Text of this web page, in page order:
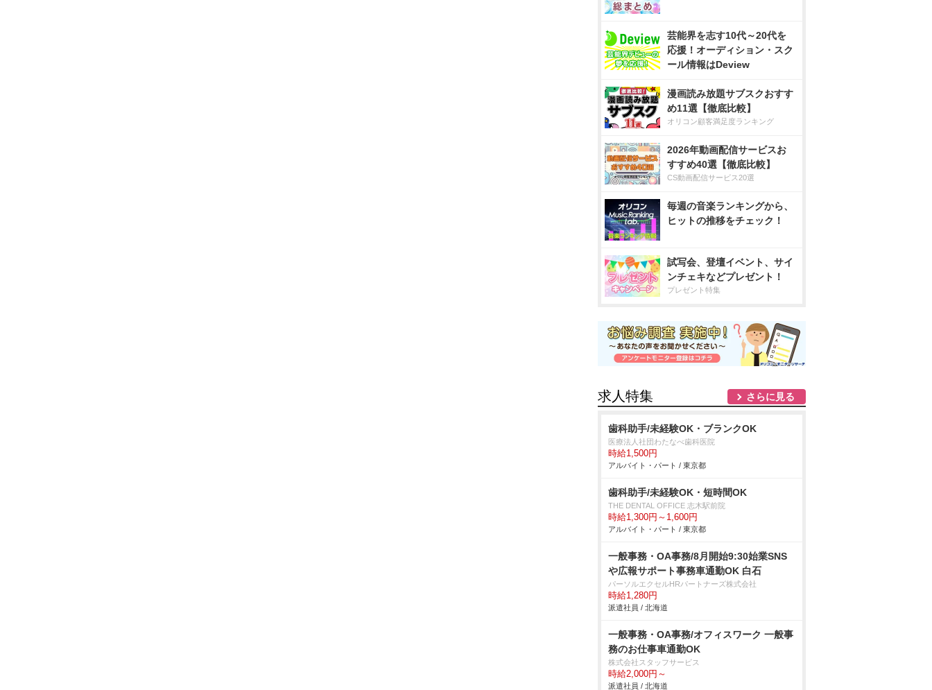
芸能界を志す10代～20代を
応援！オーディション・スク
ール情報はDeview
漫画読み放題サブスクおすす
め11選【徹底比較】
オリコン顧客満足度ランキング
2026年動画配信サービスお
すすめ40選【徹底比較】
CS動画配信サービス20選
毎週の音楽ランキングから、
ヒットの推移をチェック！
試写会、登壇イベント、サイ
ンチェキなどプレゼント！
プレゼント特集
求人特集 さらに見る
歯科助手/未経験OK・ブランクOK
医療法人社団わたなべ歯科医院
時給1,500円
アルバイト・パート / 東京都
歯科助手/未経験OK・短時間OK
THE DENTAL OFFICE 志木駅前院
時給1,300円～1,600円
アルバイト・パート / 東京都
一般事務・OA事務/8月開始9:30始業SNS
広報サポート事務車通勤OK 白石
パーソルエクセルHRパートナーズ株式会社
時給1,280円
派遣社員 / 北海道
一般事務・OA事務/オフィスワーク 一般事
務のお仕事車通勤OK
株式会社スタッフサービス
時給2,000円～
派遣社員 / 北海道